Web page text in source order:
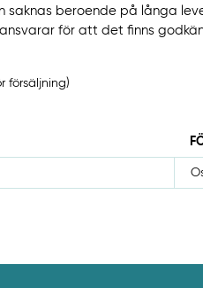
saknas beroende på långa
för att det finns
försäljning)